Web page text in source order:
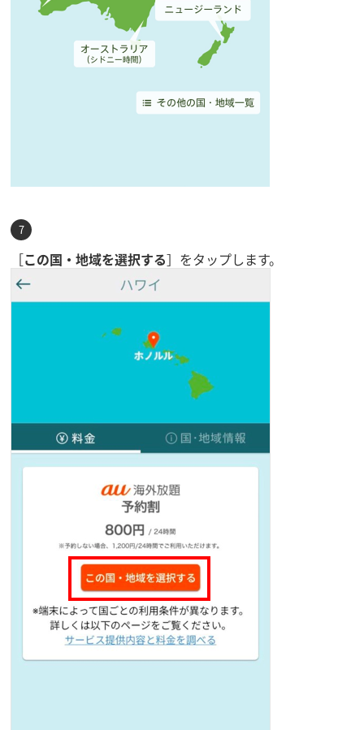
［この国・地域を選択する］をタップします。